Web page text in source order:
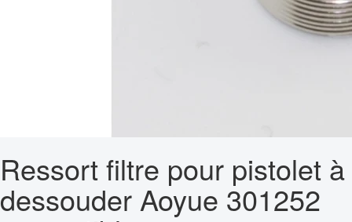
Ressort filtre pour pistolet à
dessouder Aoyue 301252